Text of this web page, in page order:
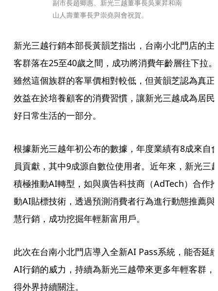
副市長趙卿惠、新光三越董事長吳東昇和南
山人壽董事長尹崇堯與會祝賀。
新光三越行銷本部長黃韻芝指出，台南小北門店的主
客群落在25至40歲之間，成功將消費年齡層往下拉。
雖然這個族群的客單價相對較低，但黃韻芝認為真正
效益在於培養顧客的消費習慣，讓新光三越成為居民
好日常生活的一部分。
根據新光三越年初公布的數據，年度業績有8成來自
員貢獻，其中9成源自數位使用者。近年來，新光三
積極推動AI轉型，如與廣告科技商（AdTech）合作
動AI貼標技術，透過預測消費者行為進行動態推薦與
慧行銷，成功挖掘年輕新富用戶。
此次在台南小北門店導入全新AI Pass系統，能否延
AI行銷的威力，持續為新光三越帶來更多年輕客群，
得外界持續關注。